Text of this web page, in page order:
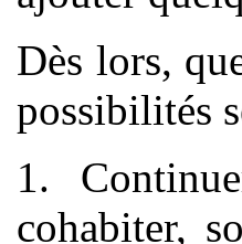
Dès lors,
possibilités
1.
cohabiter,